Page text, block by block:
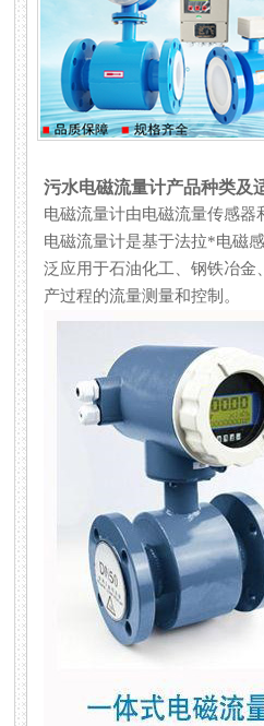
污水电磁流量计产品种类及
电磁流量计由电磁流量传感器和
电磁流量计是基于法拉*电磁感
泛应用于石油化工、钢铁冶金、
产过程的流量测量和控制。